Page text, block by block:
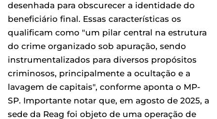
desenhada para obscurecer a identidade do
beneficiário final. Essas características os
qualificam como "um pilar central na estrutura
do crime organizado sob apuração, sendo
instrumentalizados para diversos propósitos
criminosos, principalmente a ocultação e a
lavagem de capitais", conforme aponta o MP-
SP. Importante notar que, em agosto de 2025, a
sede da Reag foi objeto de uma operação de